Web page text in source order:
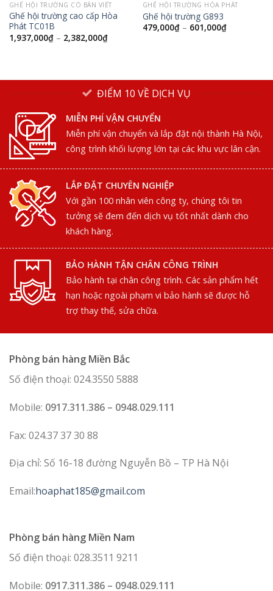
GHẾ HỘI TRƯỜNG CÓ BÀN VIẾT
Ghế hội trường cao cấp Hòa
Phát TC01B
1,937,000₫– 2,382,000₫
GHẾ HỘI TRƯỜNG HÒA PHÁT
Ghế hội trường G893
479,000₫– 601,000₫
ĐIỂM 10 VỀ DỊCH VỤ
MIỄN PHÍ VẬN CHUYỂN
Miễn phí vận chuyển và lắp đặt nội thành Hà Nội,
công trình khối lượng lớn tại các khu vực lân cận.
LẮP ĐẶT CHUYÊN NGHIỆP
Với gần 100 nhân viên công ty, chúng tôi tin
tưởng sẽ đem đến dịch vụ tốt nhất dành cho
khách hàng.
BẢO HÀNH TẬN CHÂN CÔNG TRÌNH
Bảo hành tại chân công trình. Các sản phẩm hết
hạn hoặc ngoài phạm vi bảo hành sẽ được hỗ
trợ thay thế, sửa chữa.
Phòng bán hàng Miền Bắc
Số điện thoại: 024.3550 5888
Mobile: 0917.311.386 – 0948.029.111
Fax: 024.37 37 30 88
Địa chỉ: Số 16-18 đường Nguyễn Bồ – TP Hà Nội
Email:hoaphat185@gmail.com
Phòng bán hàng Miền Nam
Số điện thoại: 028.3511 9211
Mobile: 0917.311.386 – 0948.029.111